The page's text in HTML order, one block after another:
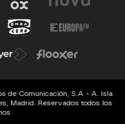
de Comunicación, S.A - A. Isla
Madrid. Reservados todos los